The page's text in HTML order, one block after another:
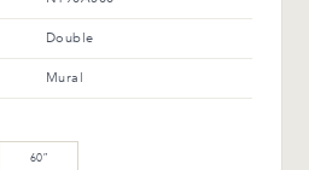
Double
Mural
60″